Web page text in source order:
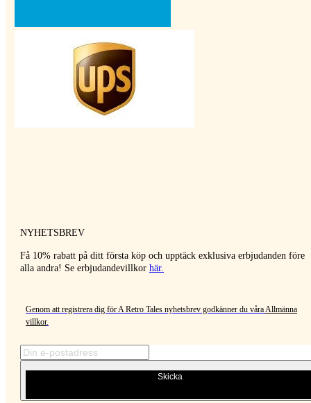
NYHETSBREV
Få 10% rabatt på ditt första köp och upptäck exklusiva erbjudanden före
alla andra! Se erbjudandevillkor här.
Genom att registrera dig för A Retro Tales nyhetsbrev godkänner du våraAllmänna
villkor.
Skicka